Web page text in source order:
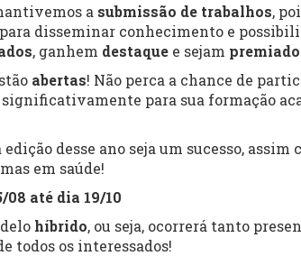
a submissão de trabalhos,
disseminar conhecimento e
, ganhem destaque e sejam
abertas! Não perca a chance de
para sua formação
desse ano seja um sucesso, assim
em saúde!
08 até dia 19/10
híbrido, ou seja, ocorrerá tanto
todos os interessados!